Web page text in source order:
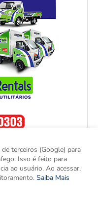
terceiros (Google) para
Isso é feito para
ao usuário. Ao acessar,
Saiba Mais